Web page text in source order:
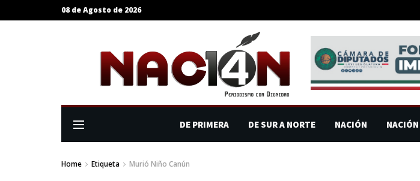
08 de Agosto de 2026
DE PRIMERA DE SUR A NORTE NACIÓN
Home Etiqueta Murió Niño Canún